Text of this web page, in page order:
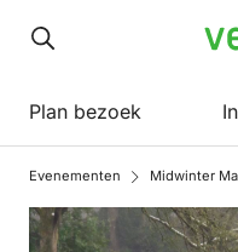
Plan bezoek
Evenementen Midwinter